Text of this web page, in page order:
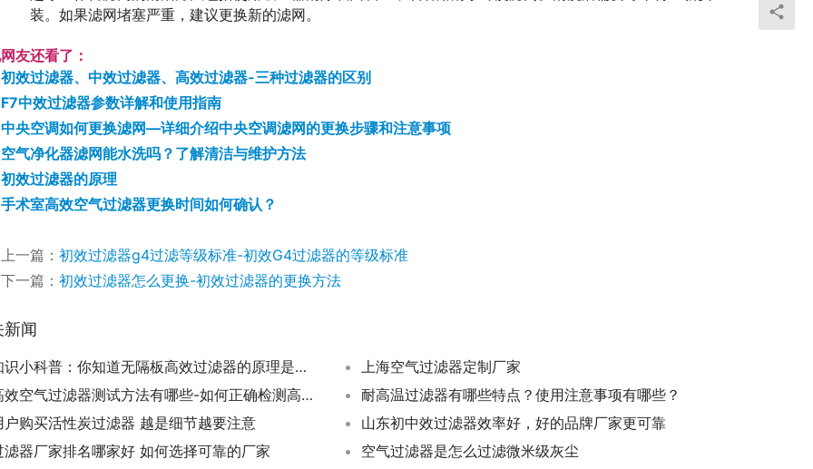
装。如果滤网堵塞严重，建议更换新的滤网。
友还看了：
初效过滤器、中效过滤器、高效过滤器-三种过滤器的区别
F7中效过滤器参数详解和使用指南
中央空调如何更换滤网—详细介绍中央空调滤网的更换步骤和注意事项
空气净化器滤网能水洗吗？了解清洁与维护方法
初效过滤器的原理
手术室高效空气过滤器更换时间如何确认？
上一篇： 初效过滤器g4过滤等级标准-初效G4过滤器的等级标准
下一篇： 初效过滤器怎么更换-初效过滤器的更换方法
新闻
知识小科普：你知道无隔板高效过滤器的原理是什么吗？
上海空气过滤器定制厂家
高效空气过滤器测试方法有哪些-如何正确检测高效空气过滤器？
耐高温过滤器有哪些特点？使用注意事项有哪些？
户购买活性炭过滤器 越是细节越要注意
山东初中效过滤器效率好，好的品牌厂家更可靠
滤器厂家排名哪家好 如何选择可靠的厂家
空气过滤器是怎么过滤微米级灰尘